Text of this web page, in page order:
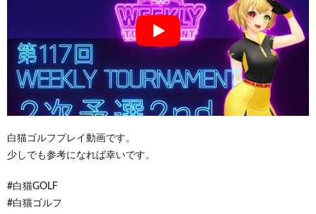
白猫ゴルフプレイ動画です。
少しでも参考になれば幸いです。
#白猫GOLF
#白猫ゴルフ